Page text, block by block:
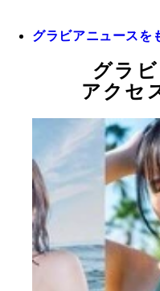
グラビアニュースを
グラ
アクセ